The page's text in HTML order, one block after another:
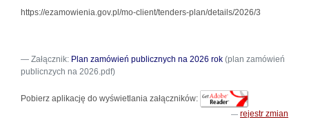
https://ezamowienia.gov.pl/mo-client/tenders-plan/details/2026/3
Załącznik: Plan zamówień publicznych na 2026 rok (plan zamówień
publicnzych na 2026.pdf)
Pobierz aplikację do wyświetlania załączników:
rejestr zmian